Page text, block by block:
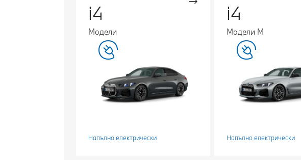
i4
Модели
Напълно електрически
i4
Модели М
Напълно електрически